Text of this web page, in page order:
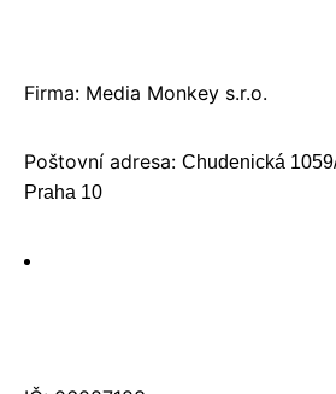
Firma: Media Monkey s.r.o.
Poštovní adresa: Chudenická
Praha 10